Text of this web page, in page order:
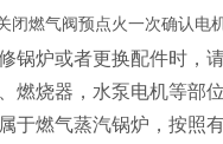
闭燃气阀预点火一次确认电
锅炉或者更换配件时，
燃烧器，水泵电机等部
于燃气蒸汽锅炉，按照